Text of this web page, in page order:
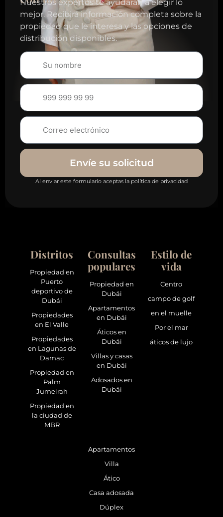
Nuestros expertos te ayudarán a elegir lo
mejor. Recibirá información completa sobre la
propiedad que le interesa y las opciones de
distribución disponibles.
Envíe su solicitud
Al enviar este formulario aceptas la política de privacidad
Distritos
Propiedad en
Puerto
deportivo de
Dubái
Propiedades
en El Valle
Propiedades
en Lagunas de
Damac
Propiedad en
Palm
Jumeirah
Propiedad en
la ciudad de
MBR
Consultas
populares
Propiedad en
Dubái
Apartamentos
en Dubái
Áticos en
Dubái
Villas y casas
en Dubái
Adosados en
Dubái
Estilo de
vida
Centro
campo de golf
en el muelle
Por el mar
áticos de lujo
Apartamentos
Villa
Ático
Casa adosada
Dúplex